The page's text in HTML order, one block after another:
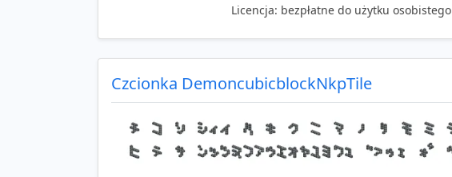
Licencja: bezpłatne do użytku osobistego
Czcionka DemoncubicblockNkpTile